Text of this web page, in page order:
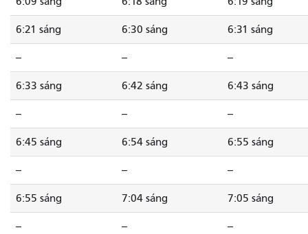
6:21 sáng 6:30 sáng 6:31 sáng
-- -- --
6:33 sáng 6:42 sáng 6:43 sáng
-- -- --
6:45 sáng 6:54 sáng 6:55 sáng
-- -- --
6:55 sáng 7:04 sáng 7:05 sáng
-- -- --